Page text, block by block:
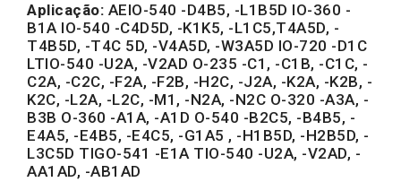
Aplicação: AEIO-540 -D4B5, -L1B5D IO-360 -
B1A IO-540 -C4D5D, -K1K5, -L1C5,T4A5D, -
T4B5D, -T4C 5D, -V4A5D, -W3A5D IO-720 -D1C
LTIO-540 -U2A, -V2AD O-235 -C1, -C1B, -C1C, -
C2A, -C2C, -F2A, -F2B, -H2C, -J2A, -K2A, -K2B, -
K2C, -L2A, -L2C, -M1, -N2A, -N2C O-320 -A3A, -
B3B O-360 -A1A, -A1D O-540 -B2C5, -B4B5, -
E4A5, -E4B5, -E4C5, -G1A5 , -H1B5D, -H2B5D, -
L3C5D TIGO-541 -E1A TIO-540 -U2A, -V2AD, -
AA1AD, -AB1AD